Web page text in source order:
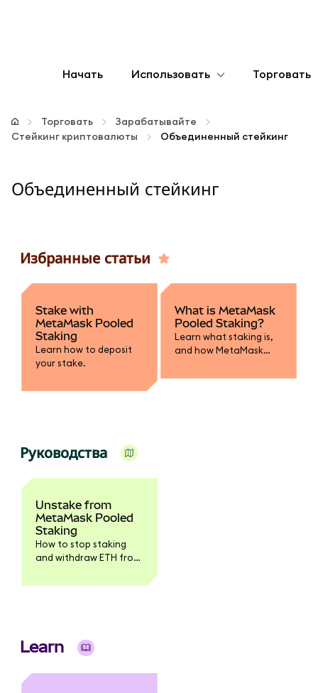
Начать Использовать
Настроить
Больше web3
Торговать
Торговать
Зарабатывайте
Стейкинг криптовалюты
Объединенный стейкинг
Объединенный стейкинг
Избранные статьи
Stake with
MetaMask Pooled
Staking
Learn how to deposit
your stake.
What is MetaMask
Pooled Staking?
Learn what staking is,
and how MetaMask
Руководства
Unstake from
MetaMask Pooled
Staking
How to stop staking
and withdraw ETH from
Learn